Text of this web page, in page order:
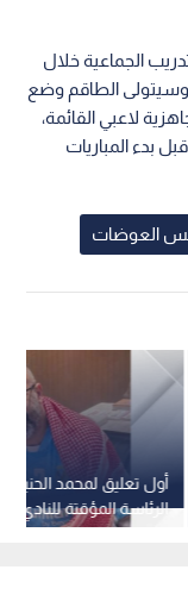
الجماعية خلال
وسيتولى الطاقم وضع
لاعبي القائمة،
بدء المباريات
العوضات
أول تعليق لمحمد
الرئاسة المؤقتة للنادي